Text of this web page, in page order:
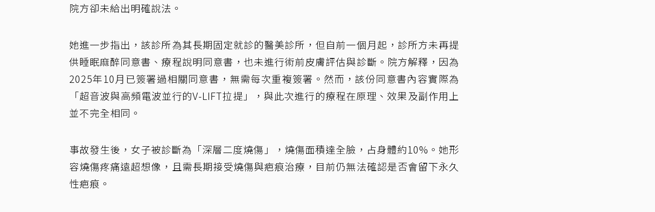
院方卻未給出明確說法。
她進一步指出，該診所為其長期固定就診的醫美診所，但自前一個月起，診所方未再提
供睡眠麻醉同意書、療程說明同意書，也未進行術前皮膚評估與診斷。院方解釋，因為
2025年10月已簽署過相關同意書，無需每次重複簽署。然而，該份同意書內容實際為
「超音波與高頻電波並行的V-LIFT拉提」，與此次進行的療程在原理、效果及副作用上
並不完全相同。
事故發生後，女子被診斷為「深層二度燒傷」，燒傷面積達全臉，占身體約10%。她形
容燒傷疼痛遠超想像，且需長期接受燒傷與疤痕治療，目前仍無法確認是否會留下永久
性疤痕。